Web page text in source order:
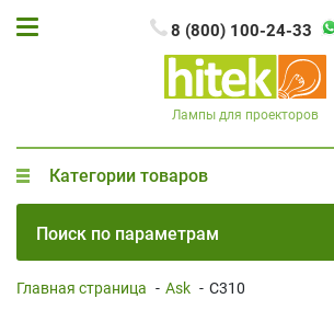
8 (800) 100-24-33
Лампы для проекторов
Категории товаров
Поиск по параметрам
Главная страница - Ask - C310